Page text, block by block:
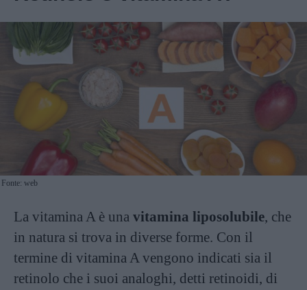
Fonte: web
La vitamina A è una vitamina liposolubile, che
in natura si trova in diverse forme. Con il
termine di vitamina A vengono indicati sia il
retinolo che i suoi analoghi, detti retinoidi, di